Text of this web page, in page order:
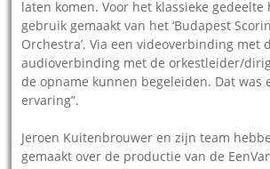
laten komen. Voor het klassieke gedeelte
gebruik gemaakt van het ‘Budapest
Orchestra’. Via een videoverbinding met
audioverbinding met de orkestleider/
de opname kunnen begeleiden. Dat was
ervaring”.
Jeroen Kuitenbrouwer en zijn team
gemaakt over de productie van de